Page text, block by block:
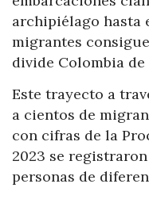
archipiélago hasta
migrantes
divide Colombia de
Este trayecto a
a cientos de
con cifras de la
2023 se
personas de